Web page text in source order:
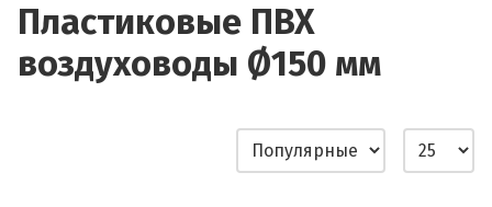
Пластиковые ПВХ
воздуховоды Ø150 мм